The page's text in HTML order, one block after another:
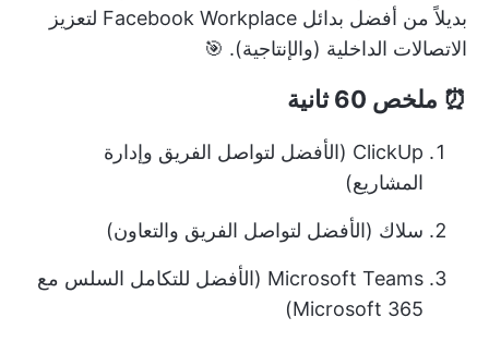
بديلاً من أفضل بدائل Facebook Workplace لتعزيز
الاتصالات الداخلية (والإنتاجية). 🎯
⏰ ملخص 60 ثانية
ClickUp (الأفضل لتواصل الفريق وإدارة
المشاريع)
سلاك (الأفضل لتواصل الفريق والتعاون)
Microsoft Teams (الأفضل للتكامل السلس مع
Microsoft 365)